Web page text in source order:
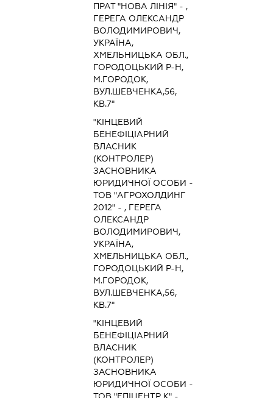
ПРАТ "НОВА ЛІНІЯ" - ,
ГЕРЕГА ОЛЕКСАНДР
ВОЛОДИМИРОВИЧ,
УКРАЇНА,
ХМЕЛЬНИЦЬКА ОБЛ.,
ГОРОДОЦЬКИЙ Р-Н,
М.ГОРОДОК,
ВУЛ.ШЕВЧЕНКА,56,
КВ.7"
"КІНЦЕВИЙ
БЕНЕФІЦІАРНИЙ
ВЛАСНИК
(КОНТРОЛЕР)
ЗАСНОВНИКА
ЮРИДИЧНОЇ ОСОБИ -
ТОВ "АГРОХОЛДИНГ
2012" - , ГЕРЕГА
ОЛЕКСАНДР
ВОЛОДИМИРОВИЧ,
УКРАЇНА,
ХМЕЛЬНИЦЬКА ОБЛ.,
ГОРОДОЦЬКИЙ Р-Н,
М.ГОРОДОК,
ВУЛ.ШЕВЧЕНКА,56,
КВ.7"
"КІНЦЕВИЙ
БЕНЕФІЦІАРНИЙ
ВЛАСНИК
(КОНТРОЛЕР)
ЗАСНОВНИКА
ЮРИДИЧНОЇ ОСОБИ -